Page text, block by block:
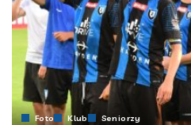
Foto Klub Seniorzy